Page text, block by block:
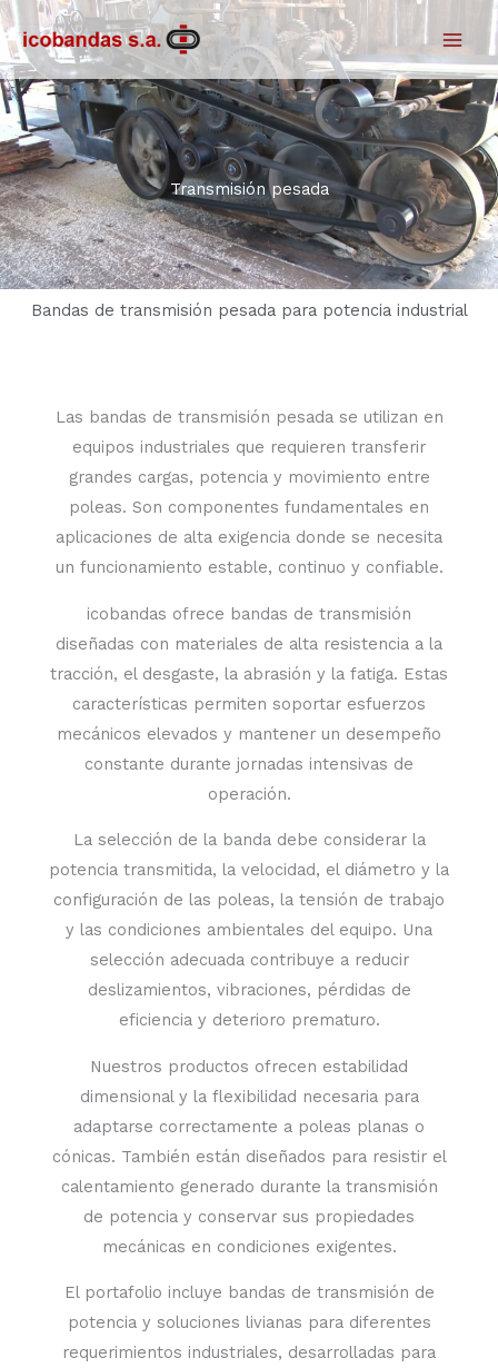
Ir
al
contenido
Transmisión pesada
Bandas de transmisión pesada para potencia industrial
Las bandas de transmisión pesada se utilizan en
equipos industriales que requieren transferir
grandes cargas, potencia y movimiento entre
poleas. Son componentes fundamentales en
aplicaciones de alta exigencia donde se necesita
un funcionamiento estable, continuo y confiable.
icobandas ofrece bandas de transmisión
diseñadas con materiales de alta resistencia a la
tracción, el desgaste, la abrasión y la fatiga. Estas
características permiten soportar esfuerzos
mecánicos elevados y mantener un desempeño
constante durante jornadas intensivas de
operación.
La selección de la banda debe considerar la
potencia transmitida, la velocidad, el diámetro y la
configuración de las poleas, la tensión de trabajo
y las condiciones ambientales del equipo. Una
selección adecuada contribuye a reducir
deslizamientos, vibraciones, pérdidas de
eficiencia y deterioro prematuro.
Nuestros productos ofrecen estabilidad
dimensional y la flexibilidad necesaria para
adaptarse correctamente a poleas planas o
cónicas. También están diseñados para resistir el
calentamiento generado durante la transmisión
de potencia y conservar sus propiedades
mecánicas en condiciones exigentes.
El portafolio incluye bandas de transmisión de
potencia y soluciones livianas para diferentes
requerimientos industriales, desarrolladas para